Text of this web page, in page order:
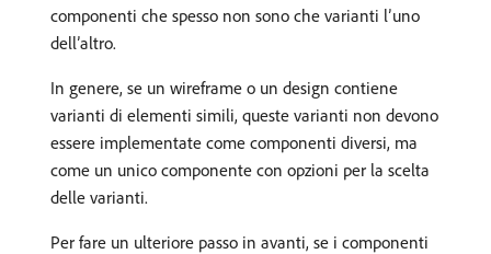
componenti che spesso non sono che varianti l’uno
dell’altro.
In genere, se un wireframe o un design contiene
varianti di elementi simili, queste varianti non devono
essere implementate come componenti diversi, ma
come un unico componente con opzioni per la scelta
delle varianti.
Per fare un ulteriore passo in avanti, se i componenti